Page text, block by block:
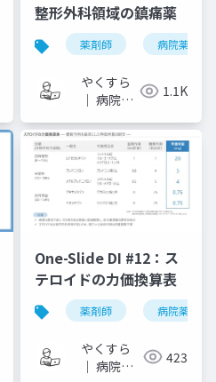
整形外科領域の鎮痛薬
薬剤師 病院薬剤師
やくすら
｜ 病院薬
ライドメ
モ
1.1K
One-Slide DI #12：ス
テロイドの力価換算表
薬剤師 病院薬剤師
やくすら
｜ 病院薬
423